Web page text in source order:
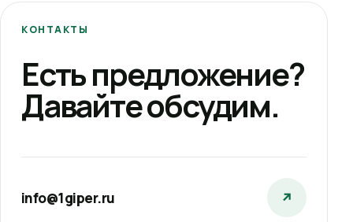
КОНТАКТЫ
Есть предложение?
Давайте обсудим.
info@1giper.ru ↗